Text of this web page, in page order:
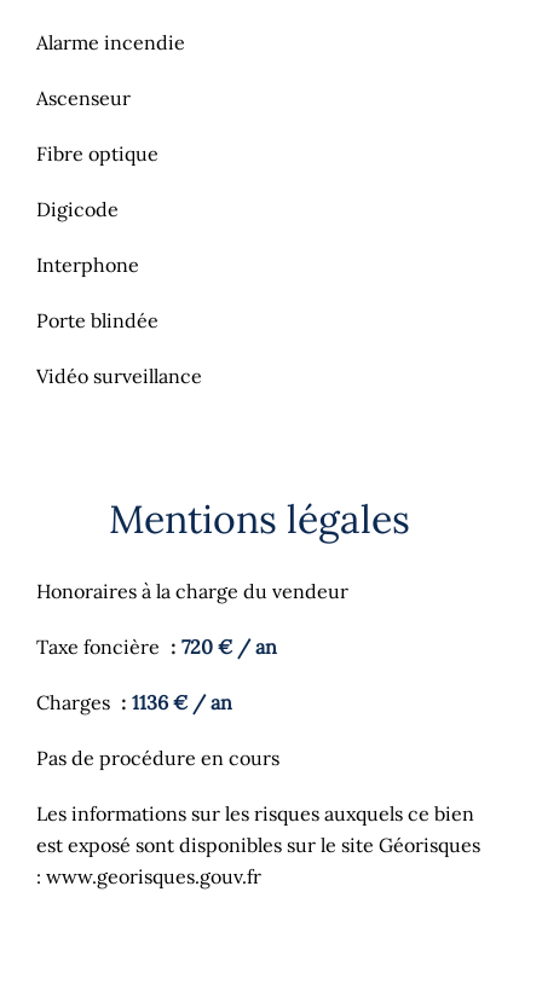
Alarme incendie
Ascenseur
Fibre optique
Digicode
Interphone
Porte blindée
Vidéo surveillance
Mentions légales
Honoraires à la charge du vendeur
Taxe foncière 720 € / an
Charges 1136 € / an
Pas de procédure en cours
Les informations sur les risques auxquels ce bien
est exposé sont disponibles sur le site Géorisques
: www.georisques.gouv.fr